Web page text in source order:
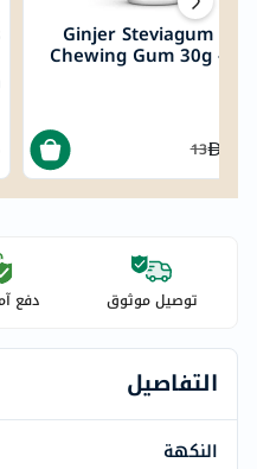
Ginjer Steviagum
Chewing Gum 30g -
13
توصيل موثوق دفع
التفاصيل
النكهة